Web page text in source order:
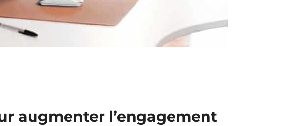
augmenter l’engagement